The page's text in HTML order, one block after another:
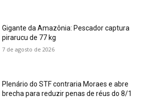
Gigante da Amazônia: Pescador captura
pirarucu de 77 kg
7 de agosto de 2026
Plenário do STF contraria Moraes e abre
brecha para reduzir penas de réus do 8/1